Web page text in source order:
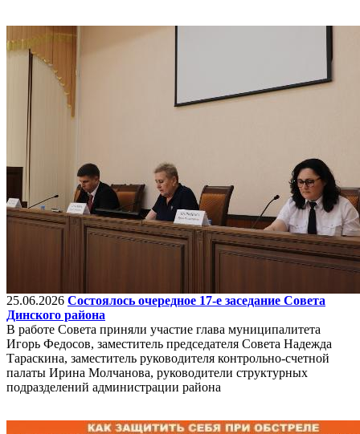
25.06.2026 Состоялось очередное 17-е заседание Совета
Динского района
В работе Совета приняли участие глава муниципалитета
Игорь Федосов, заместитель председателя Совета Надежда
Тараскина, заместитель руководителя контрольно-счетной
палаты Ирина Молчанова, руководители структурных
подразделений администрации района